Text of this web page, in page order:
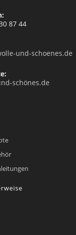
87 44
und-schoenes.de
schönes.de